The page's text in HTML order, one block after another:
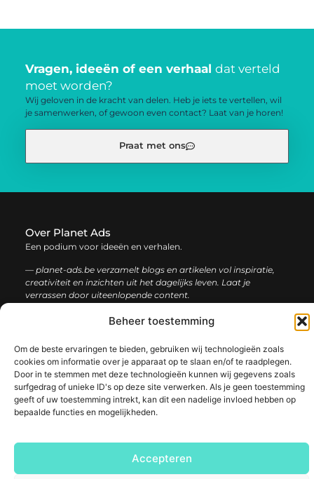
Beheer toestemming
Om de beste ervaringen te bieden, gebruiken wij technologieën zoals
cookies om informatie over je apparaat op te slaan en/of te raadplegen.
Door in te stemmen met deze technologieën kunnen wij gegevens zoals
surfgedrag of unieke ID's op deze site verwerken. Als je geen toestemming
geeft of uw toestemming intrekt, kan dit een nadelige invloed hebben op
bepaalde functies en mogelijkheden.
Accepteren
Vragen, ideeën of een verhaal dat verteld
moet worden?
Wij geloven in de kracht van delen. Heb je iets te vertellen, wil
je samenwerken, of gewoon even contact? Laat van je horen!
Praat met ons
Over Planet Ads
Een podium voor ideeën en verhalen.
— planet-ads.be verzamelt blogs en artikelen vol inspiratie,
creativiteit en inzichten uit het dagelijks leven. Laat je
verrassen door uiteenlopende content.
informatie